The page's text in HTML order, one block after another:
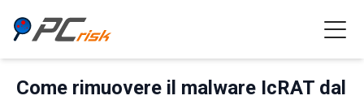
Come rimuovere il malware IcRAT dal